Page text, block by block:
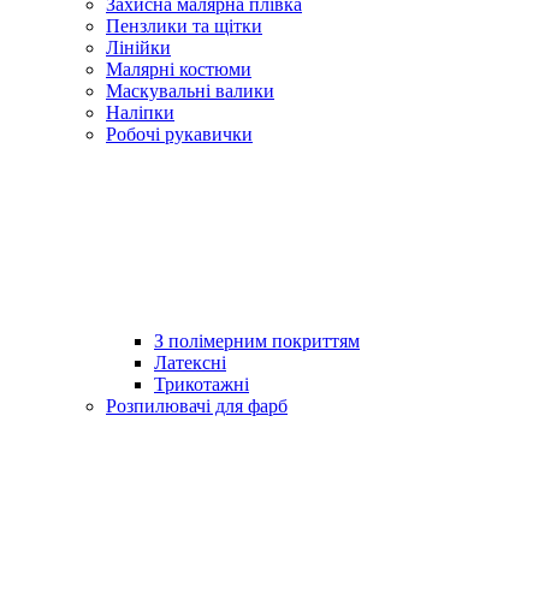
Пензлики та щітки
Лінійки
Малярні костюми
Маскувальні валики
Наліпки
Робочі рукавички
З полімерним покриттям
Латексні
Трикотажні
Розпилювачі для фарб